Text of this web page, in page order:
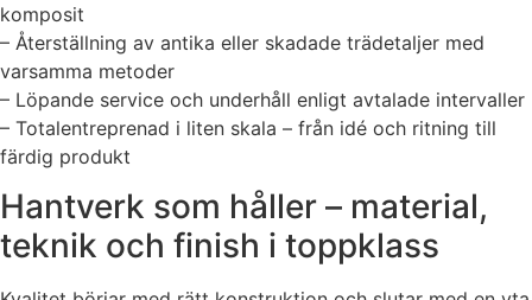
komposit
– Återställning av antika eller skadade trädetaljer med
varsamma metoder
– Löpande service och underhåll enligt avtalade intervaller
– Totalentreprenad i liten skala – från idé och ritning till
färdig produkt
Hantverk som håller – material,
teknik och finish i toppklass